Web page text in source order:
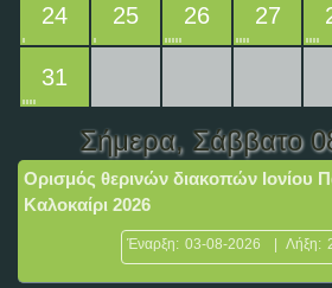
24 25 26 27
31
Σήμερα, Σάββατο
Ορισμός θερινών διακοπών Ιονίου
Καλοκαίρι 2026
Έναρξη: 03-08-2026 Λήξη: